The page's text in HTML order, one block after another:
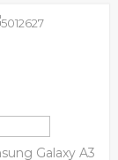
Galaxy A3